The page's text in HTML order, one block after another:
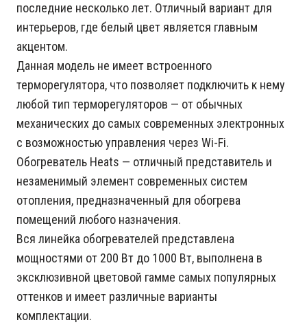
последние несколько лет. Отличный вариант для
интерьеров, где белый цвет является главным
акцентом.
Данная модель не имеет встроенного
терморегулятора, что позволяет подключить к нему
любой тип терморегуляторов — от обычных
механических до самых современных электронных
с возможностью управления через Wi-Fi.
Обогреватель Heats — отличный представитель и
незаменимый элемент современных систем
отопления, предназначенный для обогрева
помещений любого назначения.
Вся линейка обогревателей представлена
мощностями от 200 Вт до 1000 Вт, выполнена в
эксклюзивной цветовой гамме самых популярных
оттенков и имеет различные варианты
комплектации.